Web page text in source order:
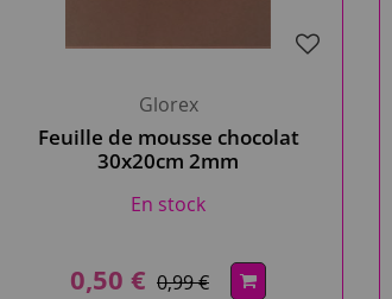
Glorex
Feuille de mousse chocolat
30x20cm 2mm
En stock
0,50 € 0,99 €